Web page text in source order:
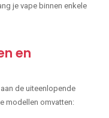
je vape binnen enkele
en
de uiteenlopende
modellen omvatten: